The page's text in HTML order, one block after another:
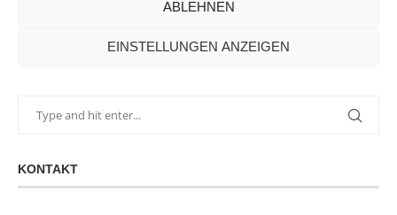
ABLEHNEN
EINSTELLUNGEN ANZEIGEN
SEITE DURCHSUCHEN
KONTAKT